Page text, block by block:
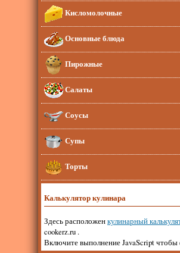
Кисломолочные
Основные блюда
Пирожные
Салаты
Соусы
Супы
Торты
Калькулятор кулинара
Здесь расположенкулинарный
cookerz.ru .
Включите выполнение JavaScript чтобы